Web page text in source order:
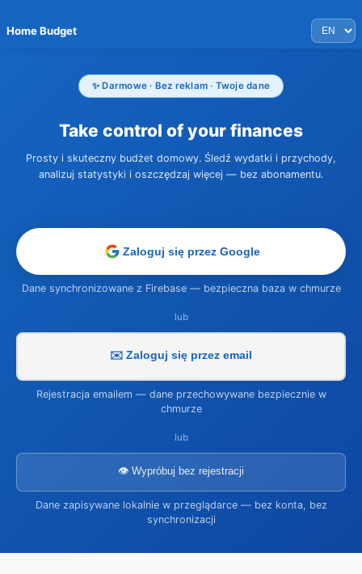
Home Budget
✨ Darmowe · Bez reklam · Twoje dane
Take control of your finances
Prosty i skuteczny budżet domowy. Śledź wydatki i przychody,
analizuj statystyki i oszczędzaj więcej — bez abonamentu.
Zaloguj się przez Google
Dane synchronizowane z Firebase — bezpieczna baza w chmurze
lub
✉️ Zaloguj się przez email
Rejestracja emailem — dane przechowywane bezpiecznie w
chmurze
lub
👁️ Wypróbuj bez rejestracji
Dane zapisywane lokalnie w przeglądarce — bez konta, bez
synchronizacji